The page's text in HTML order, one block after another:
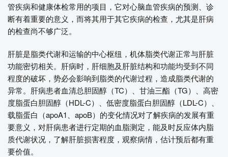
管疾病和健康体检常用的项目，它对心脑血管疾病的预测、诊
断有着重要的意义，而将其用于其它疾病的检查，尤其是肝病
的检查尚不够广泛。
肝脏是脂类代谢和运输的中心枢纽，机体脂类代谢正常与肝脏
功能密切相关。肝病时，肝细胞及肝脏结构和功能均受到不同
程度的破坏，势必会影响到脂类的代谢过程，造成脂类代谢的
异常。肝病患者血清总胆固醇（TC）、甘油三酯（TG）、高密
度脂蛋白胆固醇（HDL-C）、低密度脂蛋白胆固醇（LDL-C）、
载脂蛋白（apoA1、apoB）的变化情况对了解疾病的发展有重
要意义，对肝病患者进行定期的血脂测定，能及时反应体内脂
质代谢状况，了解肝脏损害程度，观察病情，估计预后都有重
要价值。